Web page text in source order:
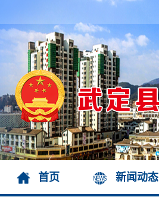
首页 新闻动态